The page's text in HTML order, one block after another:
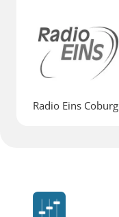
Radio Eins Coburg